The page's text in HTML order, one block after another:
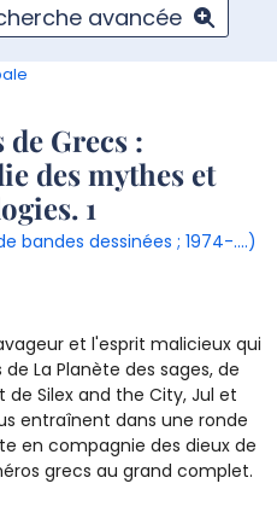
avancée
de Grecs :
des mythes et
1
bandes dessinées ; 1974-....)
et l'esprit malicieux qui
La Planète des sages, de
de Silex and the City, Jul et
entraînent dans une ronde
en compagnie des dieux de
grecs au grand complet.